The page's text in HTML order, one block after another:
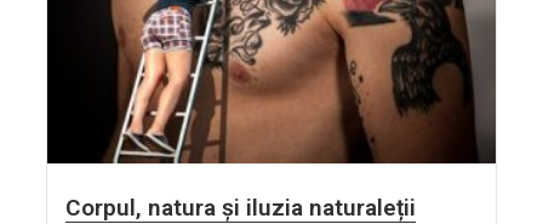
Corpul, natura și iluzia naturaleții